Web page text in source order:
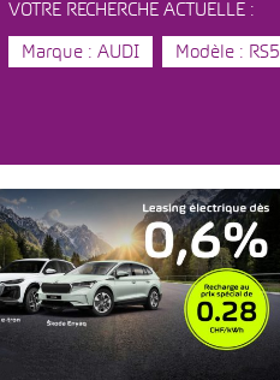
VOTRE RECHERCHE ACTUELLE :
Marque : AUDI
Modèle : RS5